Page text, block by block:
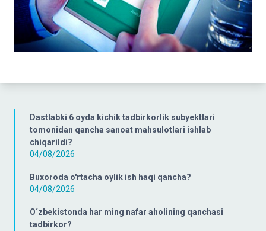
Dastlabki 6 oyda kichik tadbirkorlik subyektlari
tomonidan qancha sanoat mahsulotlari ishlab
chiqarildi?
04/08/2026
Buxoroda o'rtacha oylik ish haqi qancha?
04/08/2026
O‘zbekistonda har ming nafar aholining qanchasi
tadbirkor?